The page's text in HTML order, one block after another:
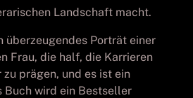
Landschaft macht.
überzeugendes Porträt einer
Frau, die half, die Karrieren
zu prägen, und es ist ein
Buch wird ein Bestseller